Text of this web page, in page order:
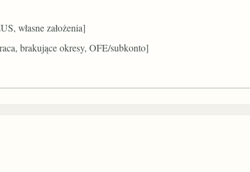
własne założenia]
brakujące okresy, OFE/subkonto]